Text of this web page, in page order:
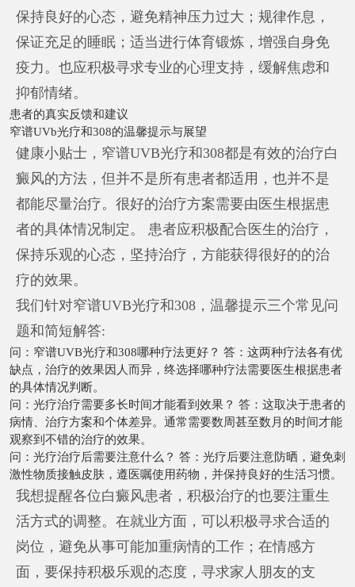
保持良好的心态，避免精神压力过大；规律作息，
保证充足的睡眠；适当进行体育锻炼，增强自身免
疫力。也应积极寻求专业的心理支持，缓解焦虑和
抑郁情绪。
患者的真实反馈和建议
窄谱UVb光疗和308的温馨提示与展望
健康小贴士，窄谱UVB光疗和308都是有效的治疗白
癜风的方法，但并不是所有患者都适用，也并不是
都能尽量治疗。很好的治疗方案需要由医生根据患
者的具体情况制定。 患者应积极配合医生的治疗，
保持乐观的心态，坚持治疗，方能获得很好的的治
疗的效果。
我们针对窄谱UVB光疗和308，温馨提示三个常见问
题和简短解答:
问：窄谱UVB光疗和308哪种疗法更好？ 答：这两种疗法各有优
缺点，治疗的效果因人而异，终选择哪种疗法需要医生根据患者
的具体情况判断。
问：光疗治疗需要多长时间才能看到效果？ 答：这取决于患者的
病情、治疗方案和个体差异。通常需要数周甚至数月的时间才能
观察到不错的治疗的效果。
问：光疗治疗后需要注意什么？ 答：光疗后要注意防晒，避免刺
激性物质接触皮肤，遵医嘱使用药物，并保持良好的生活习惯。
我想提醒各位白癜风患者，积极治疗的也要注重生
活方式的调整。在就业方面，可以积极寻求合适的
岗位，避免从事可能加重病情的工作；在情感方
面，要保持积极乐观的态度，寻求家人朋友的支